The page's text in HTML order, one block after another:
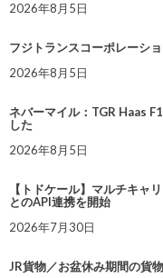
2026年8月5日
フジトランスコーポレーシ
2026年8月5日
ネバーマイル：TGR Haas
した
2026年8月5日
【トドケール】マルチキャ
とのAPI連携を開始
2026年7月30日
JR貨物／お盆休み期間の貨